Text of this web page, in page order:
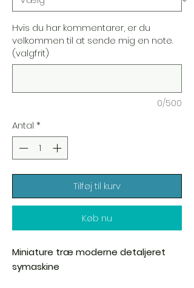
Hvis du har kommentarer, er du
velkommen til at sende mig en note.
(valgfrit)
0/500
Antal *
Tilføj til kurv
Køb nu
Miniature træ moderne detaljeret
symaskine